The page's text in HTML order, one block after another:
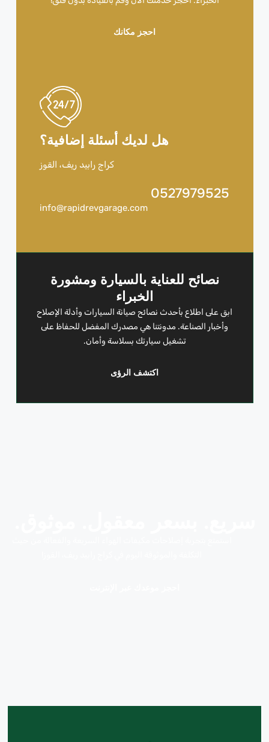
احجز مكانك
هل لديك أسئلة إضافية؟
كراج رابيد ريف، القوز
0527979525
info@rapidrevgarage.com
نصائح للعناية بالسيارة ومشورة
الخبراء
ابق على اطلاع بأحدث نصائح صيانة السيارات وأدلة الإصلاح
وأخبار الصناعة. مدونتنا هي مصدرك المفضل للحفاظ على
تشغيل سيارتك بسلاسة وأمان.
اكتشف الرؤى